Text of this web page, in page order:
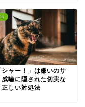
シャー！」は嫌いのサ
威嚇に隠された切実な
正しい対処法